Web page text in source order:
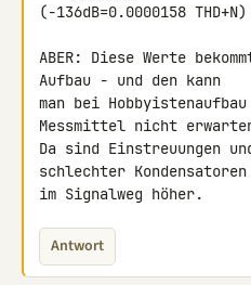
(-136dB=0.0000158 THD+N)
ABER: Diese Werte
Aufbau - und den kann
man bei
Messmittel nicht
Da sind Einstreuungen
schlechter Kondensatoren
im Signalweg höher.
Antwort